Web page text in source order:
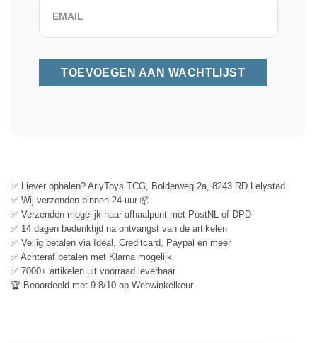
✅ Liever ophalen? ArlyToys TCG, Bolderweg 2a, 8243 RD Lelystad
✅ Wij verzenden binnen 24 uur 📦
✅ Verzenden mogelijk naar afhaalpunt met PostNL of DPD
✅ 14 dagen bedenktijd na ontvangst van de artikelen
✅ Veilig betalen via Ideal, Creditcard, Paypal en meer
✅ Achteraf betalen met Klarna mogelijk
✅ 7000+ artikelen uit voorraad leverbaar
🏆 Beoordeeld met 9.8/10 op Webwinkelkeur